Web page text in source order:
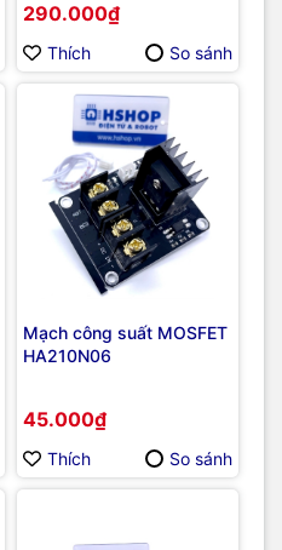
290.000₫
Thích So sánh
Mạch công suất MOSFET
HA210N06
45.000₫
Thích So sánh